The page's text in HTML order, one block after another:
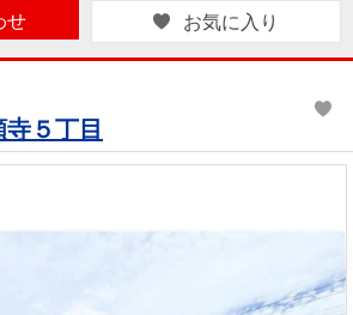
築・
中古
を探
却
相
古屋）
案内（関
西）
Way
本社地
ニュース
方
せ お気に入り
寺５丁目